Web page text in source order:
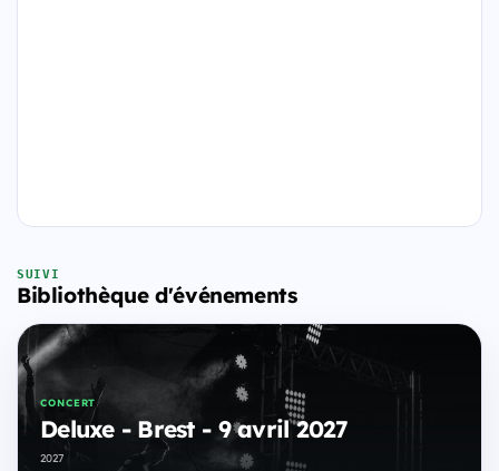
SUIVI
Bibliothèque d'événements
CONCERT
Deluxe - Brest - 9 avril 2027
2027